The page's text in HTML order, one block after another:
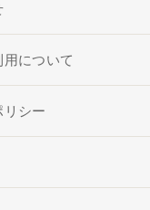
について
シー